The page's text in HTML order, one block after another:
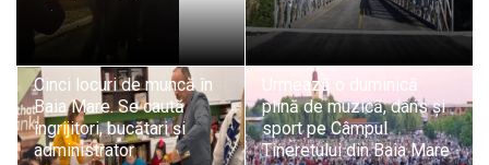
Cinci locuri de muncă în
Baia Mare. Se caută
îngrijitori, bucătari și
administrator
Urmează o duminică
plină de muzică, dans și
sport pe Câmpul
Tineretului din Baia Mare